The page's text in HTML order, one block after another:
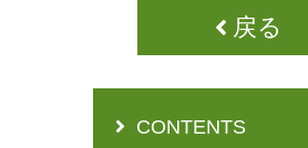
戻る
CONTENTS